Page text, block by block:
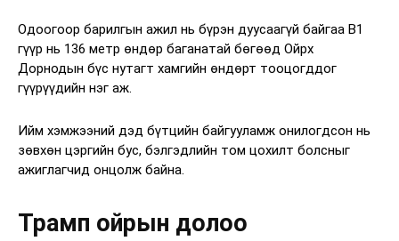
Одоогоор барилгын ажил нь бүрэн дуусаагүй байгаа B1
гүүр нь 136 метр өндөр баганатай бөгөөд Ойрх
Дорнодын бүс нутагт хамгийн өндөрт тооцогддог
гүүрүүдийн нэг аж.
Ийм хэмжээний дэд бүтцийн байгууламж онилогдсон нь
зөвхөн цэргийн бус, бэлгэдлийн том цохилт болсныг
ажиглагчид онцолж байна.
Трамп ойрын долоо